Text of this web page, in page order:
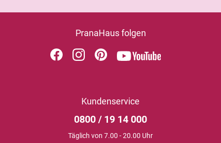
PranaHaus folgen
Kundenservice
0800 / 19 14 000
Täglich von 7.00 - 20.00 Uhr